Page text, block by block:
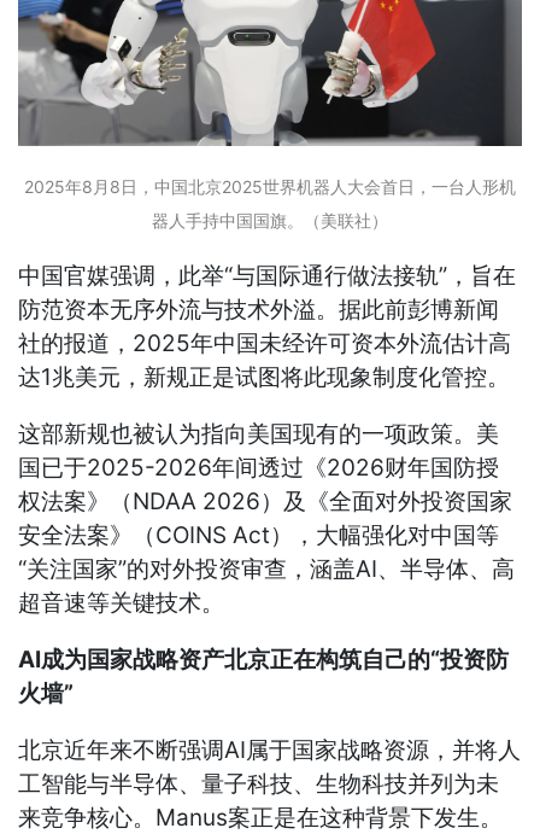
2025年8月8日，中国北京2025世界机器人大会首日，一台人形机
器人手持中国国旗。（美联社）
中国官媒强调，此举“与国际通行做法接轨”，旨在
防范资本无序外流与技术外溢。据此前彭博新闻
社的报道，2025年中国未经许可资本外流估计高
达1兆美元，新规正是试图将此现象制度化管控。
这部新规也被认为指向美国现有的一项政策。美
国已于2025-2026年间透过《2026财年国防授
权法案》（NDAA 2026）及《全面对外投资国家
安全法案》（COINS Act），大幅强化对中国等
“关注国家”的对外投资审查，涵盖AI、半导体、高
超音速等关键技术。
AI成为国家战略资产北京正在构筑自己的“投资防
火墙”
北京近年来不断强调AI属于国家战略资源，并将人
工智能与半导体、量子科技、生物科技并列为未
来竞争核心。Manus案正是在这种背景下发生。